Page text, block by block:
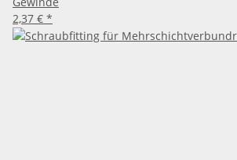
2,37 € *